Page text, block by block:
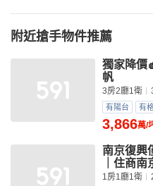
附近搶手物件推薦
獨家降價
帆
3房2廳1衛
有陽台 有
3,866萬/
南京復興
｜住商
1房1廳1衛